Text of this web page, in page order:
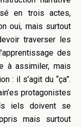
en trois actes,
oui, mais surtout
traverser les
des
à assimiler, mais
: il s’agit du “ça”.
protagonistes
iels doivent se
mais surtout